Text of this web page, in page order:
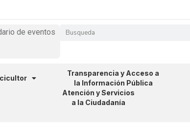
de eventos
Transparencia y Acceso a
la Información Pública
Atención y Servicios
a la Ciudadanía